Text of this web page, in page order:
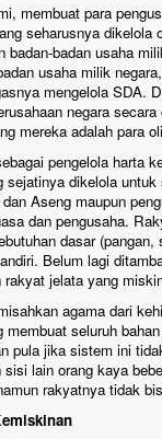
membuat para
seharusnya
badan usaha
usaha milik
mengelola SDA.
negara
mereka adalah para
pengelola harta
dikelola
Aseng maupun
dan pengusaha.
dasar
Belum lagi
jelata yang
agama dari
seluruh
pula jika sistem ini
lain orang kaya
rakyatnya tidak